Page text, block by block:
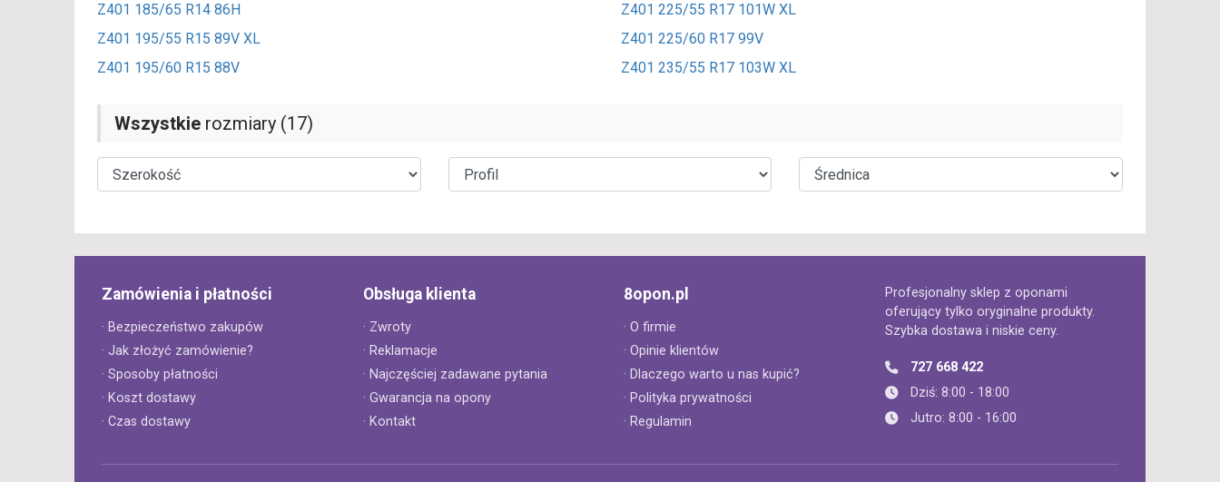
Z401 185/65 R14 86H
Z401 195/55 R15 89V XL
Z401 195/60 R15 88V
Z401 225/55 R17 101W XL
Z401 225/60 R17 99V
Z401 235/55 R17 103W XL
Wszystkie rozmiary (17)
Zamówienia i płatności
· Bezpieczeństwo zakupów
· Jak złożyć zamówienie?
· Sposoby płatności
· Koszt dostawy
· Czas dostawy
Obsługa klienta
· Zwroty
· Reklamacje
· Najczęściej zadawane pytania
· Gwarancja na opony
· Kontakt
8opon.pl
· O firmie
· Opinie klientów
· Dlaczego warto u nas kupić?
· Polityka prywatności
· Regulamin
Profesjonalny sklep z oponami
oferujący tylko oryginalne produkty.
Szybka dostawa i niskie ceny.
727 668 422
Dziś: 8:00 - 18:00
Jutro: 8:00 - 16:00